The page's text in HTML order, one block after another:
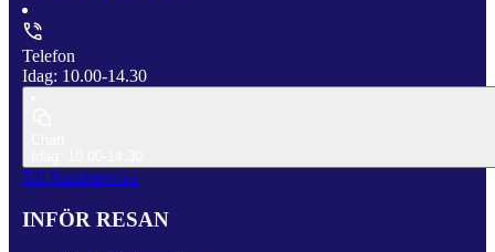
Telefon
Idag: 10.00-14.30
Till Kundservice
INFÖR RESAN